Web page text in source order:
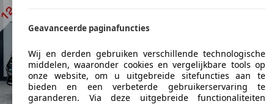
Geavanceerde paginafuncties
Wij en derden gebruiken verschillende technologische
middelen, waaronder cookies en vergelijkbare tools op
onze website, om u uitgebreide sitefuncties aan te
bieden en een verbeterde gebruikerservaring te
garanderen. Via deze uitgebreide functionaliteiten